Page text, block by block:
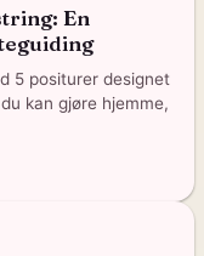
En
5 positurer designet
kan gjøre hjemme,